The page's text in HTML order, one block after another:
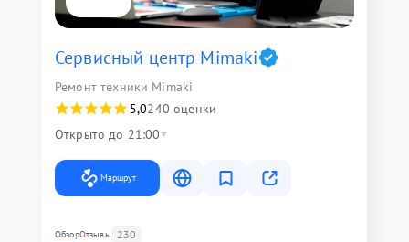
Сервисный центр Mimaki
Ремонт техники Mimaki
5,0240 оценки
Открыто до 21:00
Маршрут
ОбзорОтзывы 230